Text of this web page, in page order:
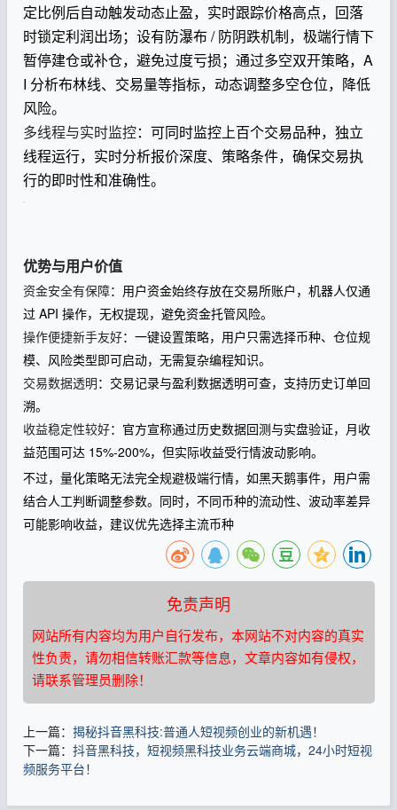
定比例后自动触发动态止盈，实时跟踪价格高点，回落
时锁定利润出场；设有防瀑布 / 防阴跌机制，极端行情下
暂停建仓或补仓，避免过度亏损；通过多空双开策略，A
I 分析布林线、交易量等指标，动态调整多空仓位，降低
风险。
多线程与实时监控：可同时监控上百个交易品种，独立
线程运行，实时分析报价深度、策略条件，确保交易执
行的即时性和准确性。
优势与用户价值
资金安全有保障：用户资金始终存放在交易所账户，机器人仅通
过 API 操作，无权提现，避免资金托管风险。
操作便捷新手友好：一键设置策略，用户只需选择币种、仓位规
模、风险类型即可启动，无需复杂编程知识。
交易数据透明：交易记录与盈利数据透明可查，支持历史订单回
溯。
收益稳定性较好：官方宣称通过历史数据回测与实盘验证，月收
益范围可达 15%-200%，但实际收益受行情波动影响。
不过，量化策略无法完全规避极端行情，如黑天鹅事件，用户需
结合人工判断调整参数。 同时，不同币种的流动性、波动率差异
可能影响收益，建议优先选择主流币种
免责声明
网站所有内容均为用户自行发布，本网站不对内容的真实
性负责，请勿相信转账汇款等信息，文章内容如有侵权，
请联系管理员删除！
上一篇： 揭秘抖音黑科技:普通人短视频创业的新机遇！
下一篇： 抖音黑科技，短视频黑科技业务云端商城，24小时短视
频服务平台！